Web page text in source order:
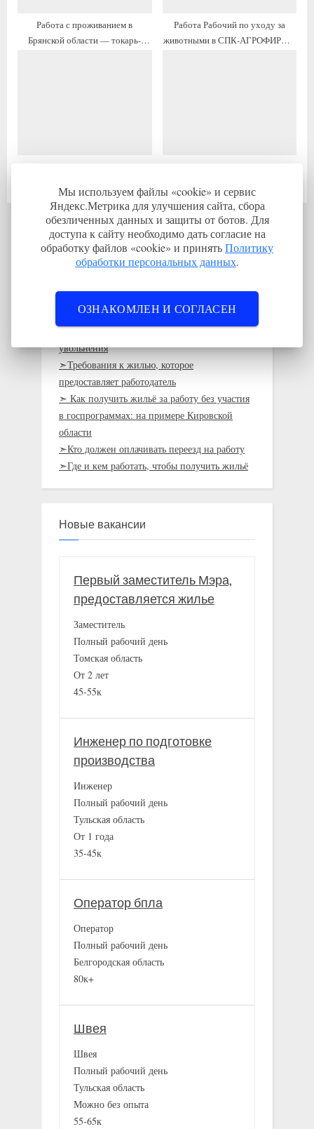
Работа с проживанием в
Брянской области — токарь-
Работа Рабочий по уходу за
животными в СПК-АГРОФИРМА
Районная Больница»
Переезжающим:
➣Чек-лист: что взять с собой при переезде
➣Кого выселят из служебного жилья после
увольнения
➣Требования к жилью, которое
предоставляет работодатель
➣ Как получить жильё за работу без участия
в госпрограммах: на примере Кировской
области
➣Кто должен оплачивать переезд на работу
➣Где и кем работать, чтобы получить жильё
Новые вакансии
Первый заместитель Мэра,
предоставляется жилье
Заместитель
Полный рабочий день
Томская область
От 2 лет
45-55к
Инженер по подготовке
производства
Инженер
Полный рабочий день
Тульская область
От 1 года
35-45к
Оператор бпла
Оператор
Полный рабочий день
Белгородская область
80к+
Швея
Швея
Полный рабочий день
Тульская область
Можно без опыта
55-65к
Мы используем файлы «cookie» и сервис
Яндекс.Метрика для улучшения сайта, сбора
обезличенных данных и защиты от ботов. Для
доступа к сайту необходимо дать согласие на
обработку файлов «cookie» и принятьПолитику
обработки персональных данных.
ОЗНАКОМЛЕН И СОГЛАСЕН